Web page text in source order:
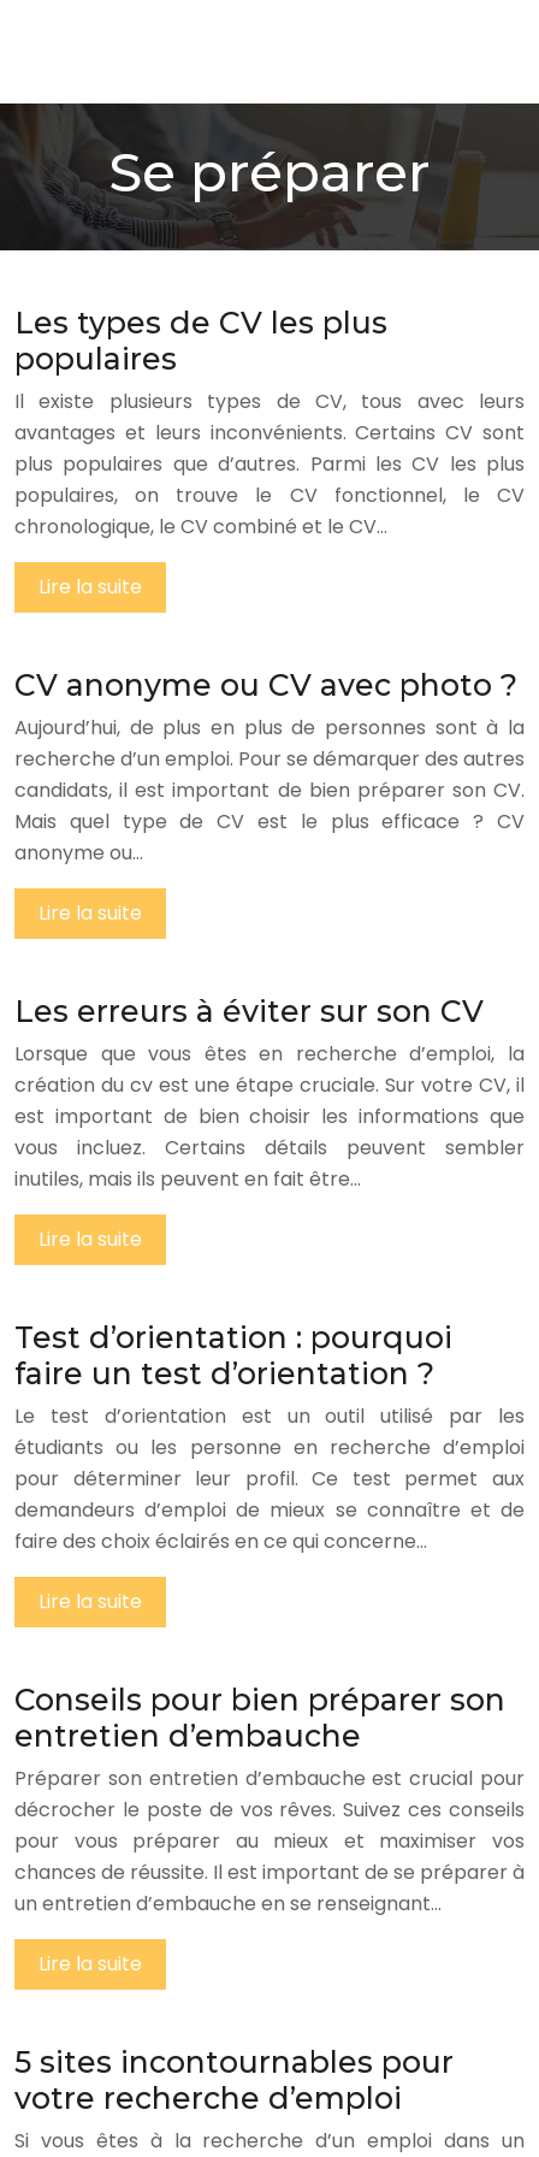
Se préparer
Les types de CV les plus
populaires
Il existe plusieurs types de CV, tous avec leurs
avantages et leurs inconvénients. Certains CV sont
plus populaires que d’autres. Parmi les CV les plus
populaires, on trouve le CV fonctionnel, le CV
chronologique, le CV combiné et le CV…
Lire la suite
CV anonyme ou CV avec photo ?
Aujourd’hui, de plus en plus de personnes sont à la
recherche d’un emploi. Pour se démarquer des autres
candidats, il est important de bien préparer son CV.
Mais quel type de CV est le plus efficace ? CV
anonyme ou…
Lire la suite
Les erreurs à éviter sur son CV
Lorsque que vous êtes en recherche d’emploi, la
création du cv est une étape cruciale. Sur votre CV, il
est important de bien choisir les informations que
vous incluez. Certains détails peuvent sembler
inutiles, mais ils peuvent en fait être…
Lire la suite
Test d’orientation : pourquoi
faire un test d’orientation ?
Le test d’orientation est un outil utilisé par les
étudiants ou les personne en recherche d’emploi
pour déterminer leur profil. Ce test permet aux
demandeurs d’emploi de mieux se connaître et de
faire des choix éclairés en ce qui concerne…
Lire la suite
Conseils pour bien préparer son
entretien d’embauche
Préparer son entretien d’embauche est crucial pour
décrocher le poste de vos rêves. Suivez ces conseils
pour vous préparer au mieux et maximiser vos
chances de réussite. Il est important de se préparer à
un entretien d’embauche en se renseignant…
Lire la suite
5 sites incontournables pour
votre recherche d’emploi
Si vous êtes à la recherche d’un emploi dans un